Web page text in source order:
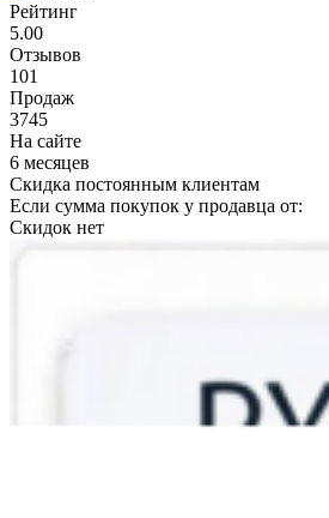
Рейтинг
5.00
Отзывов
101
Продаж
3745
На сайте
6 месяцев
Скидка постоянным клиентам
Если сумма покупок у продавца от:
Скидок нет